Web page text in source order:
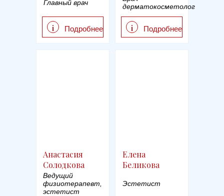
Подробнее
i
Главный врач
Подробнее
i
дерматокосметолог
Анастасия
Солодкова
Ведущий
физиотерапевт,
эстетист
Елена
Беликова
Эстетист